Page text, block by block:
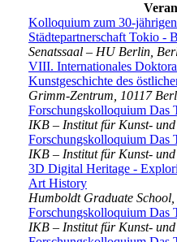
Kolloquium zum 30-
Städtepartnerschaft Tokio -
Senatssaal – HU Berlin,
VIII. Internationales
Kunstgeschichte des
Grimm-Zentrum, 10117
Forschungskolloquium Das
IKB – Institut für Kunst-
Forschungskolloquium Das
IKB – Institut für Kunst-
3D Digital Heritage -
Art History
Humboldt Graduate
Forschungskolloquium Das
IKB – Institut für Kunst-